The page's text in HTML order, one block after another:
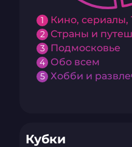
1 Кино, сериалы,
2 Страны и
3 Подмосковье
4 Обо всем
5 Хобби и
Кубки